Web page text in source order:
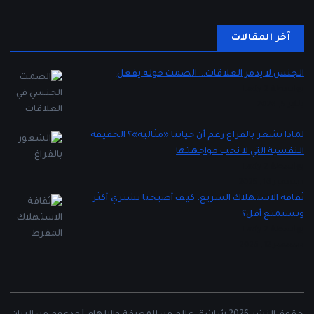
آخر المقالات
الجنس لا يدمر العلاقات… الصمت حوله يفعل
لماذا نشعر بالفراغ رغم أن حياتنا «مثالية»؟ الحقيقة
النفسية التي لا نحب مواجهتها
ثقافة الاستهلاك السريع: كيف أصبحنا نشتري أكثر
ونستمتع أقل؟